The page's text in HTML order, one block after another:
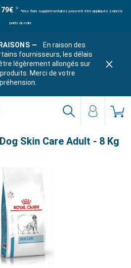
79€ *des frais supplémentaires peuvent être appliqués selon le
poids du colis
—
En raison des
fournisseurs, les délais
légèrement allongés sur
Merci de votre
Skin Care Adult - 8 Kg